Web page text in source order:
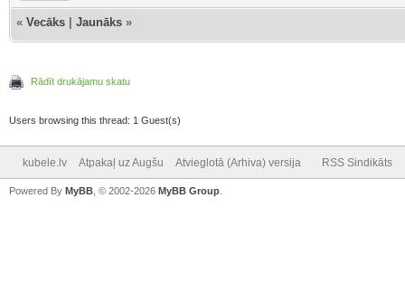
« Vecāks Jaunāks »
Rādīt drukājamu skatu
Users browsing this thread: 1 Guest(s)
kubele.lv Atpakaļ uz Augšu Atvieglotā (Arhiva) versija RSS Sindikāts
Powered By MyBB , © 2002-2026 MyBB Group